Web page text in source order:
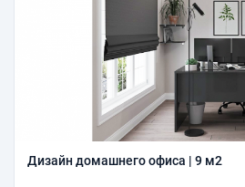
Дизайн домашнего офиса | 9 м2